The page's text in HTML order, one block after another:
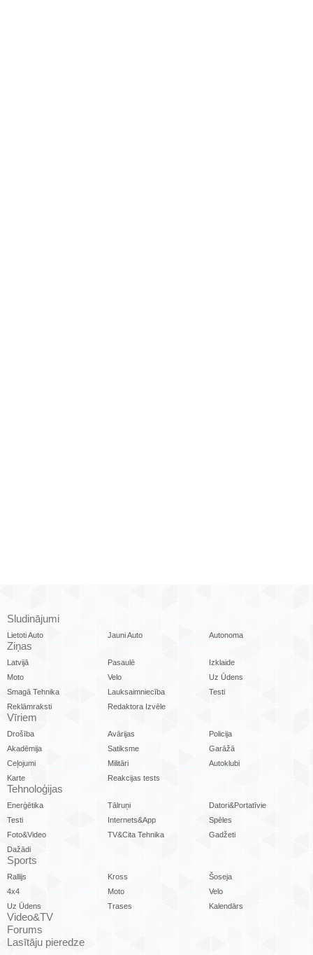
Sludinājumi
Lietoti Auto Jauni Auto Autonoma
Ziņas
Latvijā Pasaulē
Izklaide
Moto
Velo
Uz Ūdens
Smagā Tehnika
Lauksaimniecība
Testi
Reklāmraksti
Redaktora Izvēle
Vīriem
Drošība Avārijas
Policija
Akadēmija
Satiksme
Garāžā
Ceļojumi
Militāri
Autoklubi
Karte
Reakcijas tests
Tehnoloģijas
Enerģētika Tālruņi
Datori&Portatīvie
Testi
Internets&App
Spēles
Foto&Video
TV&Cita Tehnika
Gadžeti
Dažādi
Sports
Rallijs Kross
Šoseja
4x4
Moto
Velo
Uz Ūdens
Trases Kalendārs
Video&TV
Forums
Lasītāju pieredze